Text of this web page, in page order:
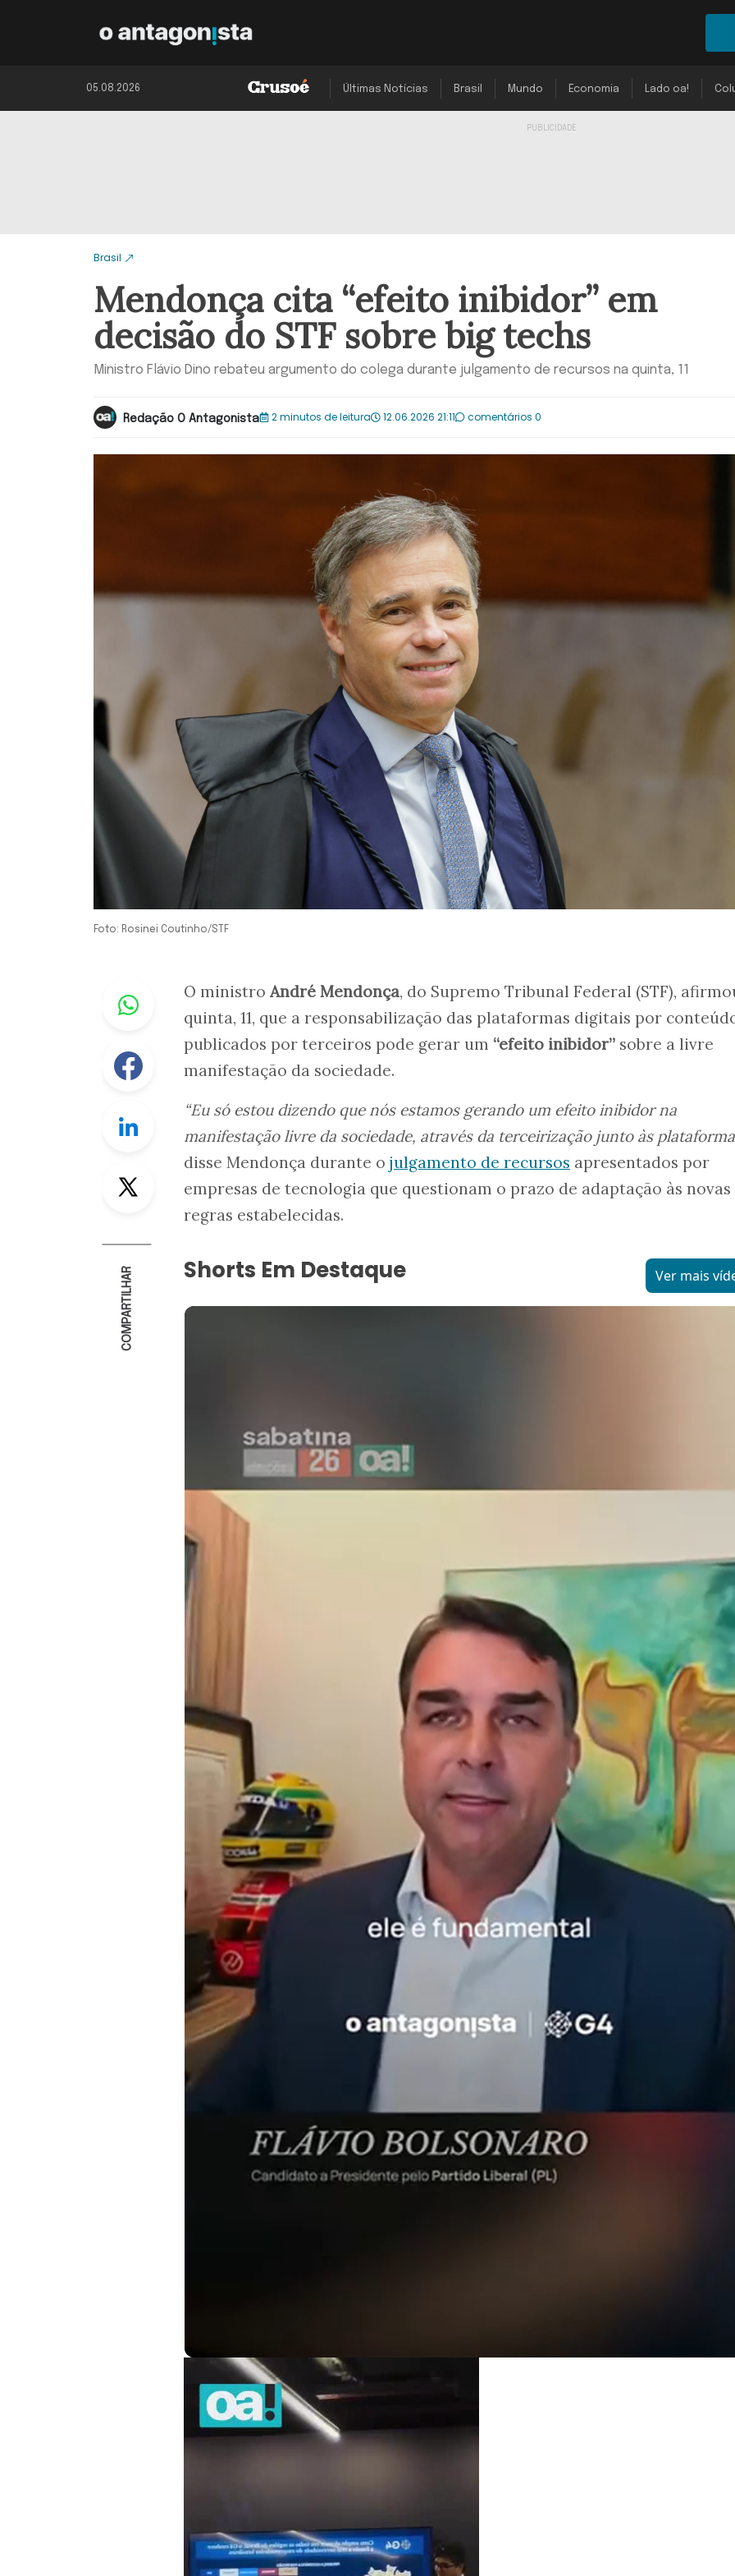
05.08.2026 Últimas Notícias Brasil Mundo Economia Lado oa!
Brasil
Mendonça cita “efeito inibidor” em
decisão do STF sobre big techs
Ministro Flávio Dino rebateu argumento do colega durante julgamento de recursos na quinta, 11
Redação O Antagonista 2 minutos de leitura 12.06.2026 21:11 comentários 0
Foto: Rosinei Coutinho/STF
Whastapp
Facebook
Linkedin
Twitter
COMPARTILHAR
O ministro André Mendonça, do Supremo Tribunal Federal (STF),
quinta, 11, que a responsabilização das plataformas digitais por
publicados por terceiros pode gerar um “efeito inibidor” sobre a livre
manifestação da sociedade.
“Eu só estou dizendo que nós estamos gerando um efeito inibidor na
manifestação livre da sociedade, através da terceirização junto às
disse Mendonça durante o julgamento de recursos apresentados por
empresas de tecnologia que questionam o prazo de adaptação às novas
regras estabelecidas.
Shorts Em Destaque Ver mais